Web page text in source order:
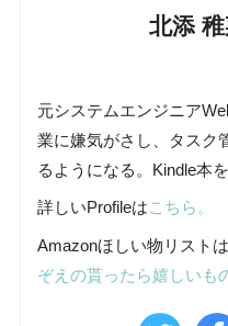
北添 稚
元システムエンジニア
業に嫌気がさし、タスク
るようになる。Kindle本
詳しいProfileはこちら。
Amazonほしい物リスト
ぞえの貰ったら嬉しいも